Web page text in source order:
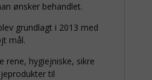
ønsker behandlet.
grundlagt i 2013 med
mål.
rene, hygiejniske, sikre
til